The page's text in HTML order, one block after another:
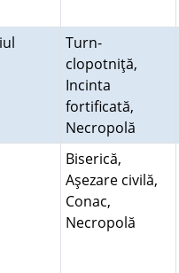
Turn-
clopotniţă,
Incinta
fortificată,
Necropolă
Biserică,
Aşezare civilă,
Conac,
Necropolă